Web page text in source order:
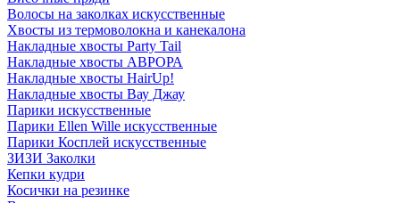
Волосы на заколках искусственные
Хвосты из термоволокна и канекалона
Накладные хвосты Party Tail
Накладные хвосты АВРОРА
Накладные хвосты HairUp!
Накладные хвосты Вау Джау
Парики искусственные
Парики Ellen Wille искусственные
Парики Косплей искусственные
ЗИЗИ Заколки
Кепки кудри
Косички на резинке